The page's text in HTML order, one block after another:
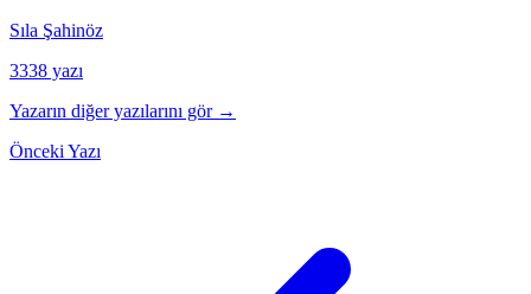
Sıla Şahinöz
3338 yazı
Yazarın diğer yazılarını gör →
Önceki Yazı